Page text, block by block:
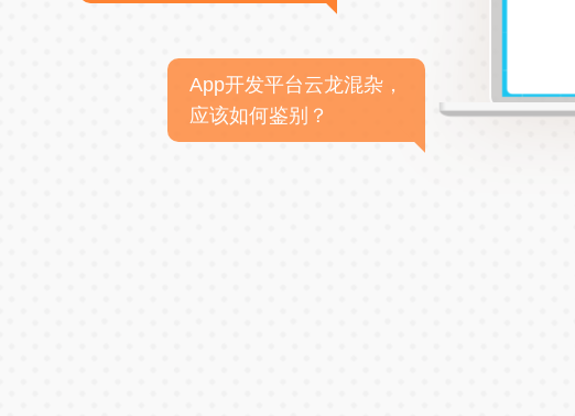
App开发平台云龙混杂，
应该如何鉴别？